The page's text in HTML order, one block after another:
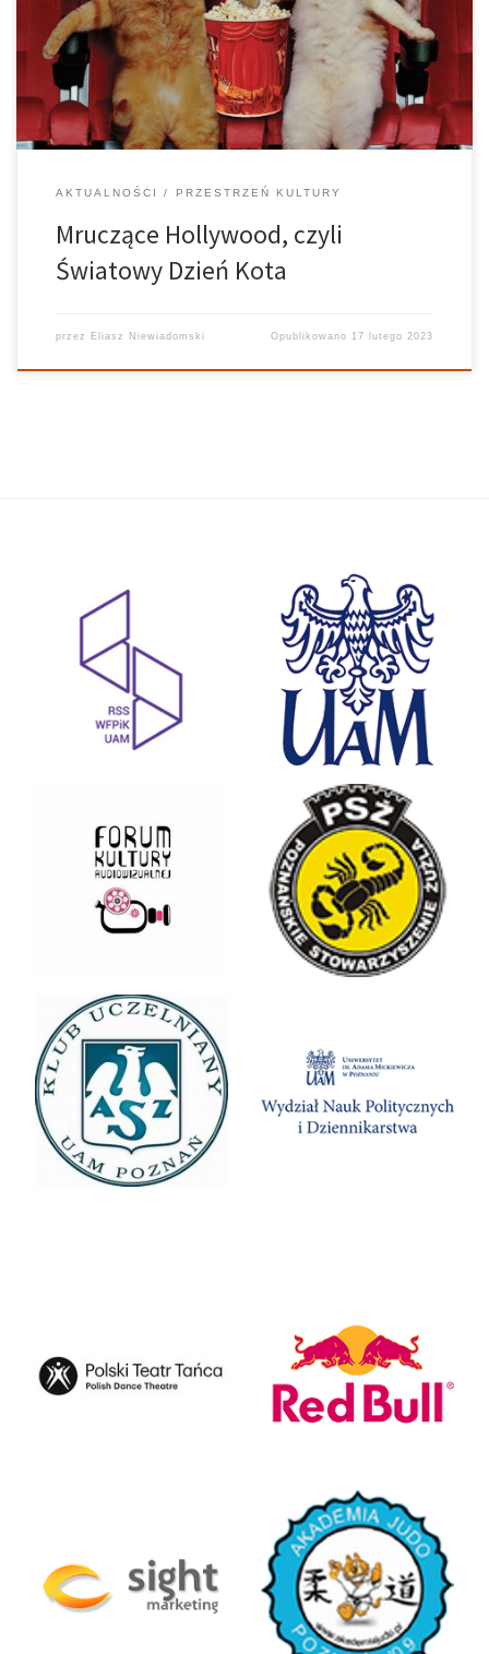
którym nasi rozmruczani przyjaciele obchodzą swoje specjalne
święto. Z tej okazji pozwolę sobie zaprosić Was na kocie
czerwone dywany […]
AKTUALNOŚCI PRZESTRZEŃ KULTURY
Mruczące Hollywood, czyli
Światowy Dzień Kota
przez Eliasz Niewiadomski Opublikowano 17 lutego 2023